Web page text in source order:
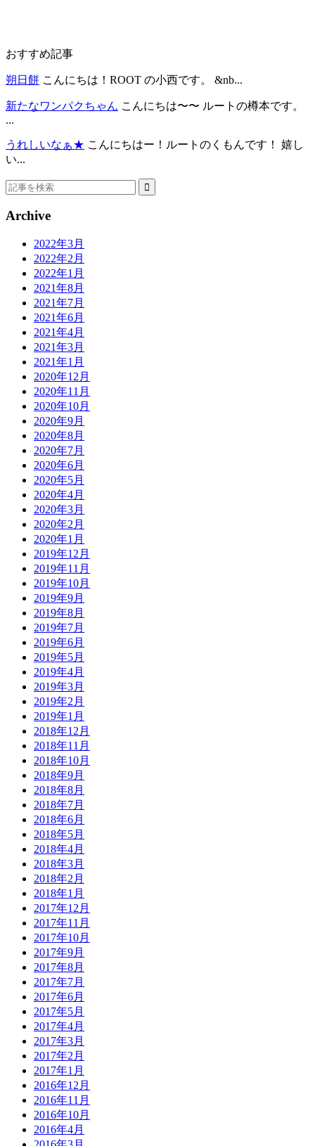
おすすめ記事
朔日餅 こんにちは！ROOT の小西です。 &nb...
新たなワンパクちゃん こんにちは〜〜 ルートの樽本です。
...
うれしいなぁ★ こんにちはー！ルートのくもんです！ 嬉し
い...
Archive
2022年3月
2022年2月
2022年1月
2021年8月
2021年7月
2021年6月
2021年4月
2021年3月
2021年1月
2020年12月
2020年11月
2020年10月
2020年9月
2020年8月
2020年7月
2020年6月
2020年5月
2020年4月
2020年3月
2020年2月
2020年1月
2019年12月
2019年11月
2019年10月
2019年9月
2019年8月
2019年7月
2019年6月
2019年5月
2019年4月
2019年3月
2019年2月
2019年1月
2018年12月
2018年11月
2018年10月
2018年9月
2018年8月
2018年7月
2018年6月
2018年5月
2018年4月
2018年3月
2018年2月
2018年1月
2017年12月
2017年11月
2017年10月
2017年9月
2017年8月
2017年7月
2017年6月
2017年5月
2017年4月
2017年3月
2017年2月
2017年1月
2016年12月
2016年11月
2016年10月
2016年4月